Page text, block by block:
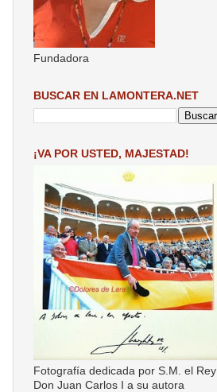
Fundadora
BUSCAR EN LAMONTERA.NET
¡VA POR USTED, MAJESTAD!
Fotografía dedicada por S.M. el Rey
Don Juan Carlos I a su autora